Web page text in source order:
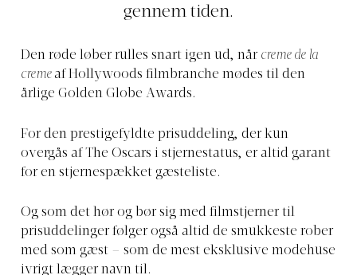
gennem tiden.
Den røde løber rulles snart igen ud, når creme de la
creme af Hollywoods filmbranche mødes til den
årlige Golden Globe Awards.
For den prestigefyldte prisuddeling, der kun
overgås af The Oscars i stjernestatus, er altid garant
for en stjernespækket gæsteliste.
Og som det hør og bør sig med filmstjerner til
prisuddelinger følger også altid de smukkeste rober
med som gæst – som de mest eksklusive modehuse
ivrigt lægger navn til.